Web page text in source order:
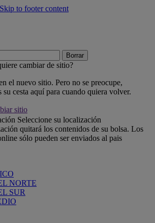
Skip to footer content
Borrar
cambiar de sitio?
el nuevo sitio. Pero no se preocupe,
su cesta aquí para cuando quiera volver.
sitio
Seleccione su localización
quitará los contenidos de su bolsa. Los
sólo pueden ser enviados al pais
NORTE
SUR